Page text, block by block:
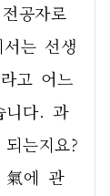
공자로
는 선생
고 어느
니다. 과
는지요?
氣에 관